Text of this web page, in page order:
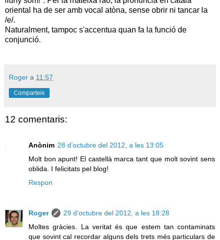
oriental ha de ser amb vocal atòna, sense obrir ni tancar la
/e/.
Naturalment, tampoc s'accentua quan fa la funció de
conjunció.
Roger a 11:57
Comparteix
12 comentaris:
Anònim 28 d’octubre del 2012, a les 13:05
Molt bon apunt! El castellà marca tant que molt sovint sens
oblida. I felicitats pel blog!
Respon
Roger
29 d’octubre del 2012, a les 18:28
Moltes gràcies. La veritat és que estem tan contaminats
que sovint cal recordar alguns dels trets més particulars de